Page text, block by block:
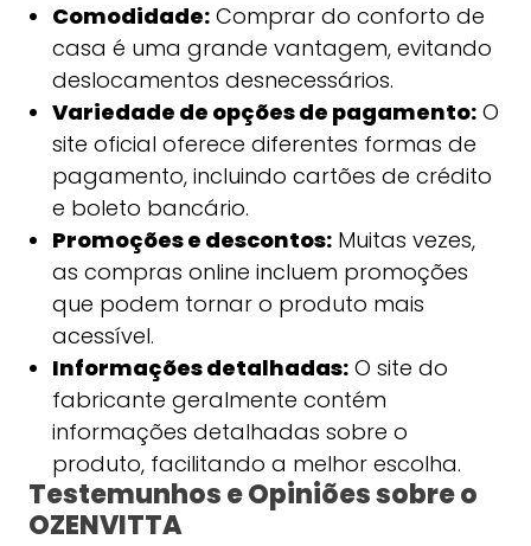
Comodidade:Comprar do conforto de
casa é uma grande vantagem, evitando
deslocamentos desnecessários.
Variedade de opções de pagamento:O
site oficial oferece diferentes formas de
pagamento, incluindo cartões de crédito
e boleto bancário.
Promoções e descontos:Muitas vezes,
as compras online incluem promoções
que podem tornar o produto mais
acessível.
Informações detalhadas:O site do
fabricante geralmente contém
informações detalhadas sobre o
produto, facilitando a melhor escolha.
Testemunhos e Opiniões sobre o
OZENVITTA